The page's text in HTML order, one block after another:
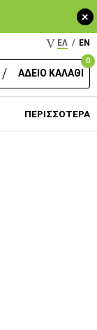
+
ΕΛ / EN
0
ΑΔΕΙΟ ΚΑΛΑΘΙ
ΠΕΡΙΣΣΟΤΕΡΑ